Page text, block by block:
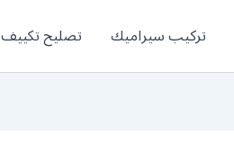
تركيب سيراميك تصليح تكييف